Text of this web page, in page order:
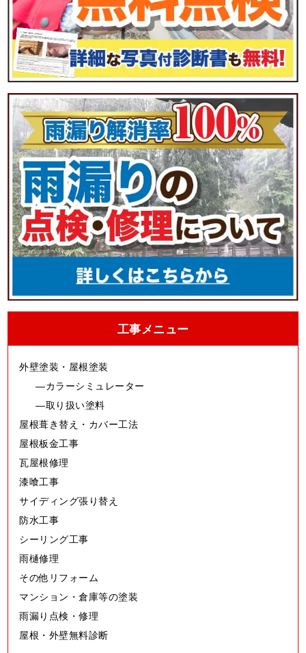
工事メニュー
外壁塗装・屋根塗装
カラーシミュレーター
取り扱い塗料
屋根葺き替え・カバー工法
屋根板金工事
瓦屋根修理
漆喰工事
サイディング張り替え
防水工事
シーリング工事
雨樋修理
その他リフォーム
マンション・倉庫等の塗装
雨漏り点検・修理
屋根・外壁無料診断